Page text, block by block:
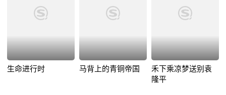
生命进行时 马背上的青铜帝国
禾下乘凉梦送别袁
隆平